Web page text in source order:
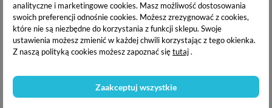
analityczne i marketingowe cookies. Masz możliwość dostosowania
swoich preferencji odnośnie cookies. Możesz zrezygnować z cookies,
które nie są niezbędne do korzystania z funkcji sklepu. Swoje
ustawienia możesz zmienić w każdej chwili korzystając z tego okienka.
Z naszą polityką cookies możesz zapoznać siętutaj.
Zaakceptuj wszystkie
Elisium CareBase to baza kauczukowa która jest świetnym
podkładem pod stylizację hybrydową.Wzmacniałamliwe i
kruche paznokcie. Baza posiada w swoim składzie wysokiej
jakości polimery kauczukowe dzięki czemu baza
elastyczność, trwałość i odporność na odpryski. Baza dzięki
swej formule jest łatwa w aplikacji, błyskawicznie utwardza
się w lampie UV. Produkt łączy w sobiefunkcję 3 produktów